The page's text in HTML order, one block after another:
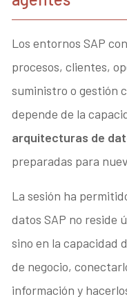
Los entornos SAP
procesos, clientes,
suministro o gestión
depende de la
arquitecturas de
preparadas para
La sesión ha
datos SAP no reside
sino en la capacidad
de negocio,
información y